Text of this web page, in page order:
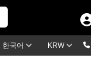
한국어 KRW